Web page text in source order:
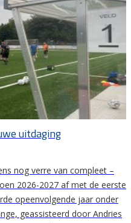
uitdaging
nog verre van compleet –
2026-2027 af met de eerste
opeenvolgende jaar onder
geassisteerd door Andries